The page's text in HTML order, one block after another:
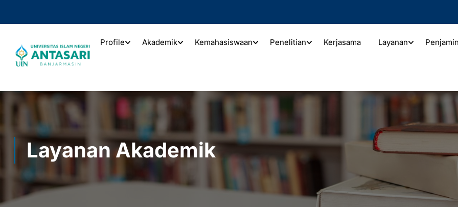
Profile Akademik Kemahasiswaan Penelitian Kerjasama Layanan
Layanan Akademik